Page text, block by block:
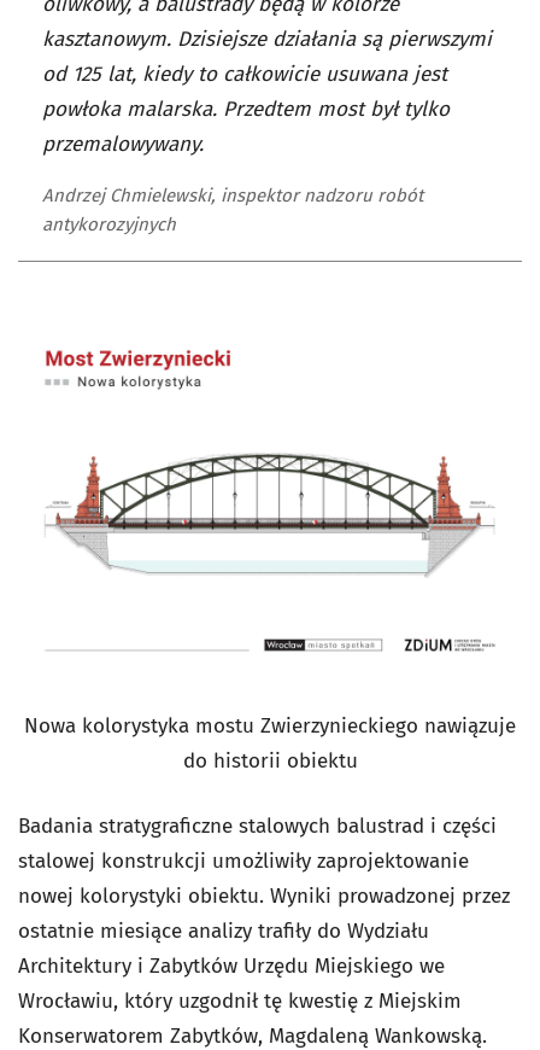
kasztanowym. Dzisiejsze działania są pierwszymi
od 125 lat, kiedy to całkowicie usuwana jest
powłoka malarska. Przedtem most był tylko
przemalowywany.
Andrzej Chmielewski, inspektor nadzoru robót
antykorozyjnych
Nowa kolorystyka mostu Zwierzynieckiego nawiązuje
do historii obiektu
Badania stratygraficzne stalowych balustrad i części
stalowej konstrukcji umożliwiły zaprojektowanie
nowej kolorystyki obiektu. Wyniki prowadzonej przez
ostatnie miesiące analizy trafiły do Wydziału
Architektury i Zabytków Urzędu Miejskiego we
Wrocławiu, który uzgodnił tę kwestię z Miejskim
Konserwatorem Zabytków, Magdaleną Wankowską.